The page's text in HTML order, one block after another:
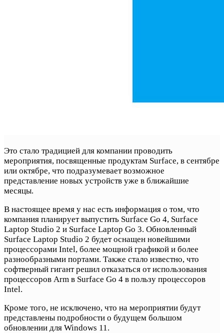
Это стало традицией для компании проводить
мероприятия, посвященные продуктам Surface, в сентябре
или октябре, что подразумевает возможное
представление новых устройств уже в ближайшие
месяцы.
В настоящее время у нас есть информация о том, что
компания планирует выпустить Surface Go 4, Surface
Laptop Studio 2 и Surface Laptop Go 3. Обновленный
Surface Laptop Studio 2 будет оснащен новейшими
процессорами Intel, более мощной графикой и более
разнообразными портами. Также стало известно, что
софтверный гигант решил отказаться от использования
процессоров Arm в Surface Go 4 в пользу процессоров
Intel.
Кроме того, не исключено, что на мероприятии будут
представлены подробности о будущем большом
обновлении для Windows 11.